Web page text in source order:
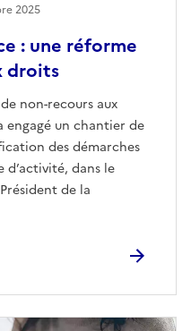
: une réforme
droits
non-recours aux
engagé un chantier de
des démarches
d’activité, dans le
de la
2025